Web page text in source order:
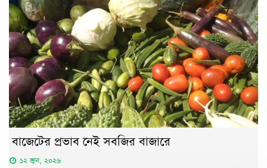
বাজেটের প্রভাব নেই সবজির বাজারে
১২ জুন, ২০২৬